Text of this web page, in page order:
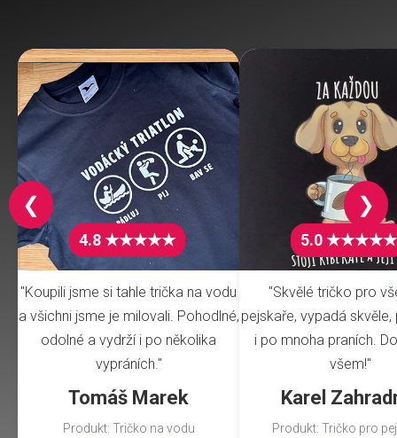
4.8 ★★★★★
"Koupili jsme si tahle trička na vodu
a všichni jsme je milovali. Pohodlné,
odolné a vydrží i po několika
vypráních."
Tomáš Marek
Produkt: Tričko na vodu
5.0 ★★★★★
"Skvělé tričko pro
pejskaře, vypadá
i po mnoha praních.
všem!"
Karel
Produkt: Tričko pro
❮ ❯